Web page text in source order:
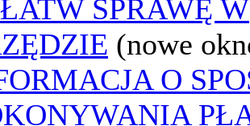
SPRAWĘ W
(nowe
O